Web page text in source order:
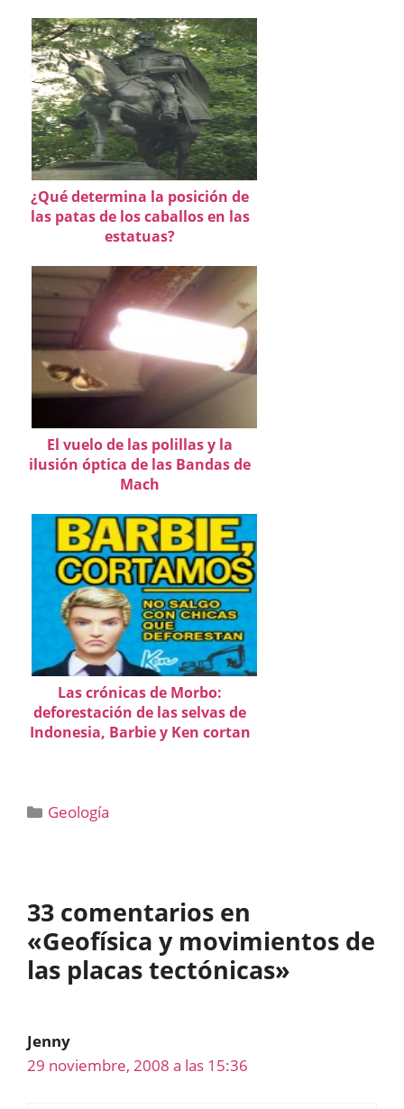
¿Qué determina la posición de
las patas de los caballos en las
estatuas?
El vuelo de las polillas y la
ilusión óptica de las Bandas de
Mach
Las crónicas de Morbo:
deforestación de las selvas de
Indonesia, Barbie y Ken cortan
Categorías
Geología
33 comentarios en
«Geofísica y movimientos de
las placas tectónicas»
Jenny
29 noviembre, 2008 a las 15:36